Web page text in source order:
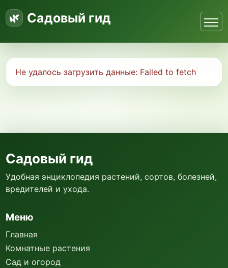
Садовый гид
Не удалось загрузить данные: Failed to fetch
Садовый гид
Удобная энциклопедия растений, сортов, болезней,
вредителей и ухода.
Меню
Главная
Комнатные растения
Сад и огород